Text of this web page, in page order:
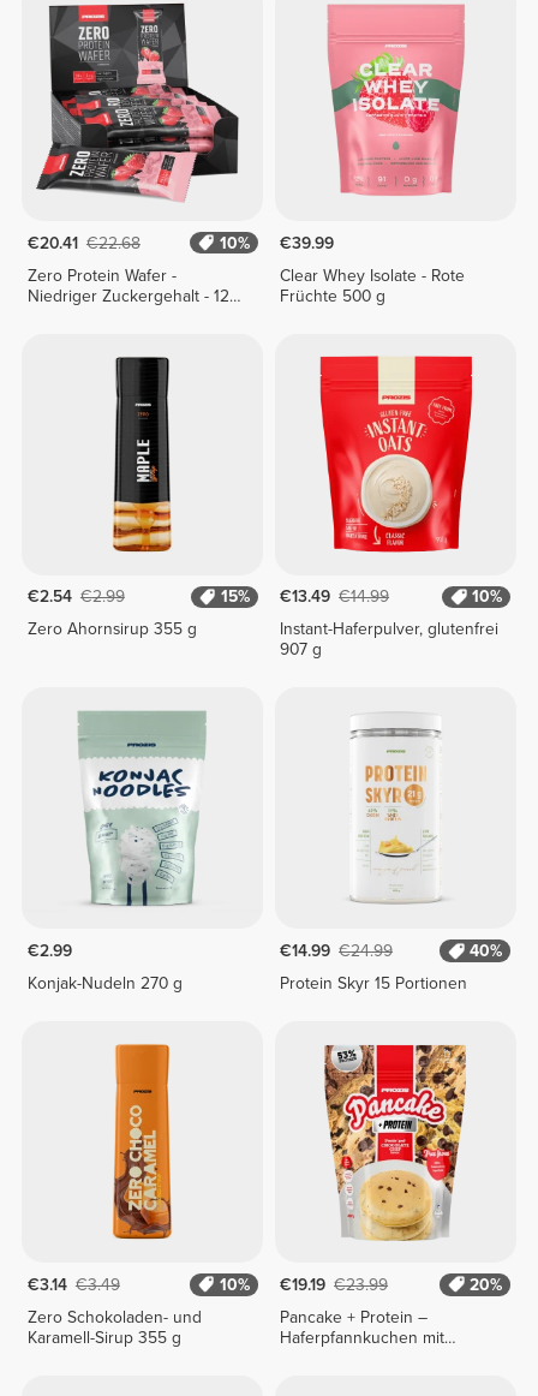
€20.41 €22.68
10%
Zero Protein Wafer -
Niedriger Zuckergehalt - 12
€39.99
Clear Whey Isolate - Rote
Früchte 500 g
€2.54 €2.99
15%
Zero Ahornsirup 355 g
€13.49 €14.99
10%
Instant-Haferpulver, glutenfrei
907 g
€2.99
Konjak-Nudeln 270 g
€14.99 €24.99
40%
Protein Skyr 15 Portionen
€3.14 €3.49
10%
Zero Schokoladen- und
Karamell-Sirup 355 g
€19.19 €23.99
20%
Pancake + Protein –
Haferpfannkuchen mit